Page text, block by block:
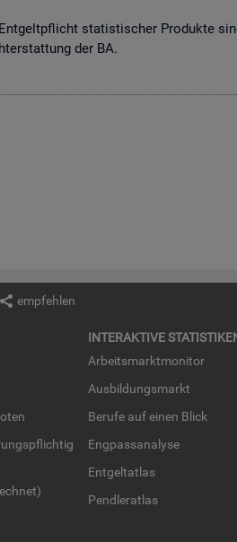
sta­tis­ti­scher Pro­duk­te
der BA.
empfehlen
IN­TER­AK­TI­VE
Ar­beits­markt­mo­ni­tor
Aus­bil­dungs­markt
Be­ru­fe auf einen Blick
Eng­pass­ana­ly­se
Ent­gel­t­at­las
Pend­ler­at­las